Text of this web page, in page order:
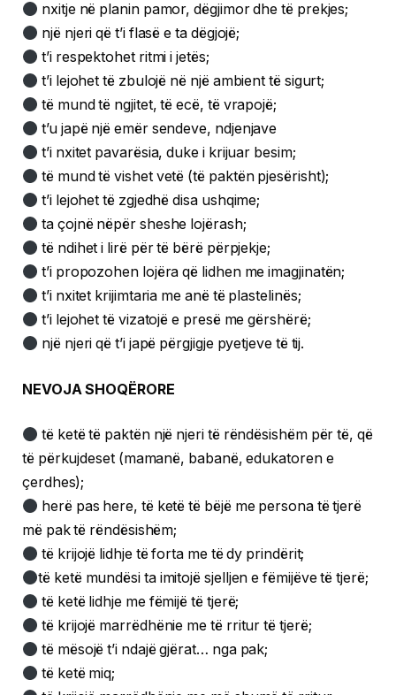
nxitje në planin pamor, dëgjimor dhe të prekjes;
një njeri që t’i flasë e ta dëgjojë;
t’i respektohet ritmi i jetës;
t’i lejohet të zbulojë në një ambient të sigurt;
të mund të ngjitet, të ecë, të vrapojë;
t’u japë një emër sendeve, ndjenjave
t’i nxitet pavarësia, duke i krijuar besim;
të mund të vishet vetë (të paktën pjesërisht);
t’i lejohet të zgjedhë disa ushqime;
ta çojnë nëpër sheshe lojërash;
të ndihet i lirë për të bërë përpjekje;
t’i propozohen lojëra që lidhen me imagjinatën;
t’i nxitet krijimtaria me anë të plastelinës;
t’i lejohet të vizatojë e presë me gërshërë;
një njeri që t’i japë përgjigje pyetjeve të tij.
NEVOJA SHOQËRORE
të ketë të paktën një njeri të rëndësishëm për të, që
të përkujdeset (mamanë, babanë, edukatoren e
çerdhes);
herë pas here, të ketë të bëjë me persona të tjerë
më pak të rëndësishëm;
të krijojë lidhje të forta me të dy prindërit;
të ketë mundësi ta imitojë sjelljen e fëmijëve të tjerë;
të ketë lidhje me fëmijë të tjerë;
të krijojë marrëdhënie me të rritur të tjerë;
të mësojë t’i ndajë gjërat… nga pak;
të ketë miq;